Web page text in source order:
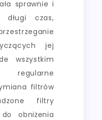
sprawnie i
długi czas,
jej
wszystkim
filtrów
filtry
obniżenia